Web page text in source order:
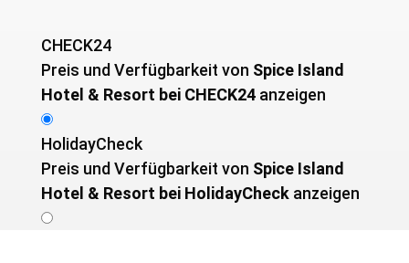
CHECK24
Preis und Verfügbarkeit von ­ Spice Island
Hotel & Resort bei CHECK24 anzeigen
HolidayCheck
Preis und Verfügbarkeit von ­ Spice Island
Hotel & Resort bei HolidayCheck anzeigen